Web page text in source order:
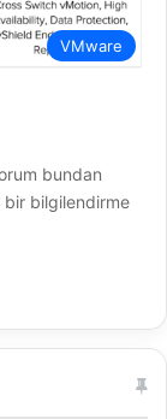
VMware
bundan
bir bilgilendirme